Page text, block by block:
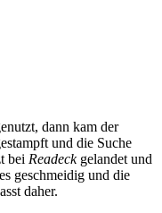
dann kam der
und die Suche
bei Readeckgelandet und
geschmeidig und die
daher.